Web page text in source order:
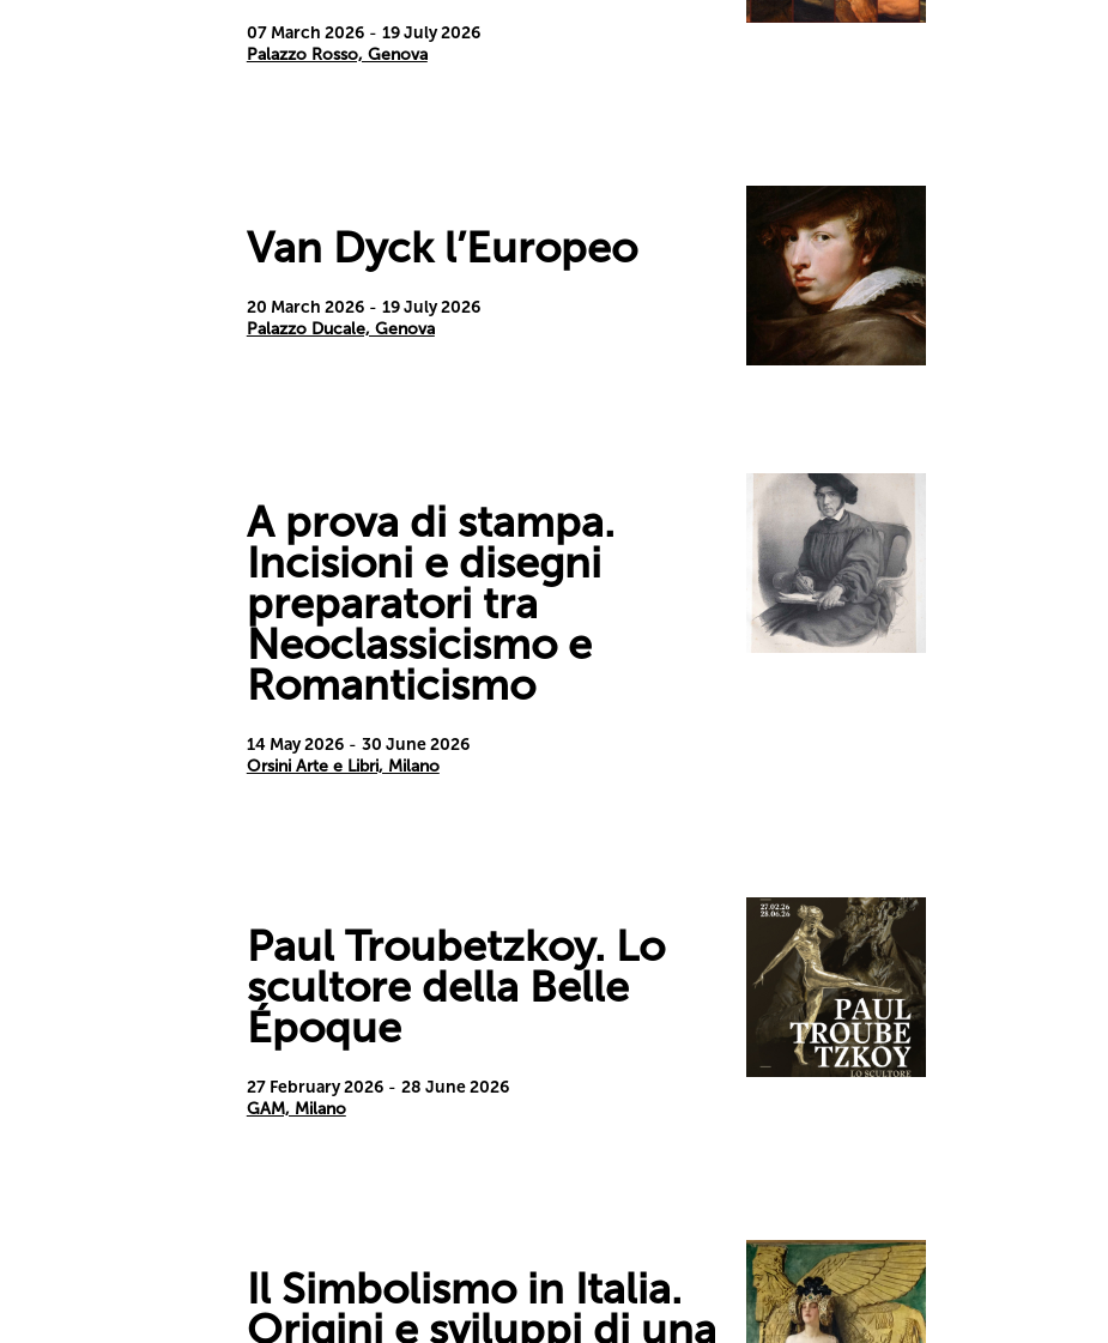
07 March 2026- 19 July 2026
Palazzo Rosso, Genova
Van Dyck l’Europeo
20 March 2026- 19 July 2026
Palazzo Ducale, Genova
A prova di stampa.
Incisioni e disegni
preparatori tra
Neoclassicismo e
Romanticismo
14 May 2026- 30 June 2026
Orsini Arte e Libri, Milano
Paul Troubetzkoy. Lo
scultore della Belle
Époque
27 February 2026- 28 June 2026
GAM, Milano
Il Simbolismo in Italia.
Origini e sviluppi di una